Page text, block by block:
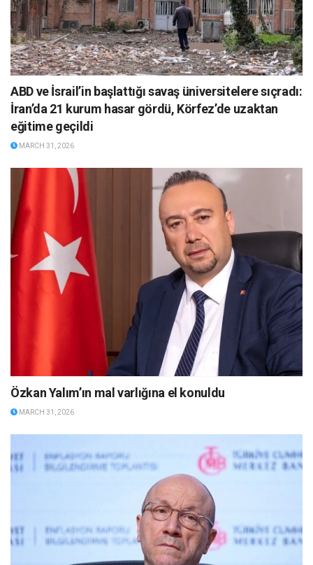
ABD ve İsrail’in başlattığı savaş üniversitelere sıçradı:
İran’da 21 kurum hasar gördü, Körfez’de uzaktan
eğitime geçildi
MARCH 31, 2026
Özkan Yalım’ın mal varlığına el konuldu
MARCH 31, 2026